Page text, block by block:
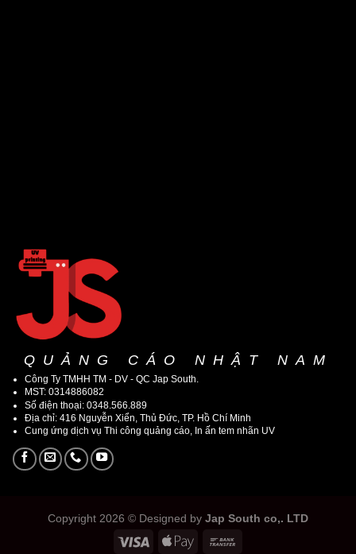
QUẢNG CÁO NHẬT NAM
Công Ty TMHH TM - DV - QC Jap South.
MST: 0314886082
Số điện thoại: 0348.566.889
Địa chỉ: 416 Nguyễn Xiển, Thủ Đức, TP. Hồ Chí Minh
Cung ứng dịch vụ Thi công quảng cáo, In ấn tem nhãn UV
Copyright 2026 © Designed by Jap South co,. LTD